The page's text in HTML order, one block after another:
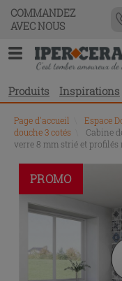
COMMANDEZ
AVEC NOUS
Produits Inspirations
Page d'accueil Espace
douche 3 cotés
Cabine
verre 8 mm strié et
PROMO